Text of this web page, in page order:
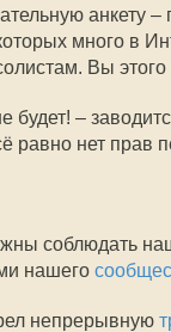
анкету
много в
Вы этого
будет! –
равно нет прав
соблюдать
нашего
непрерывную